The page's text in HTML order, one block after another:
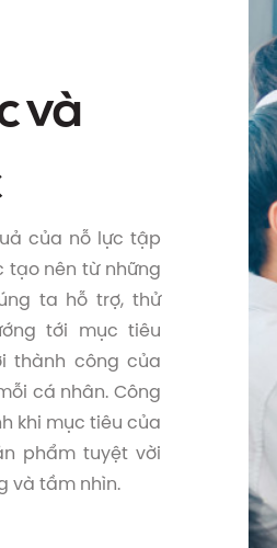
và
của nỗ lực tập
tạo nên từ những
ta hỗ trợ, thử
tới mục tiêu
thành công của
cá nhân. Công
khi mục tiêu của
phẩm tuyệt vời
và tầm nhìn.